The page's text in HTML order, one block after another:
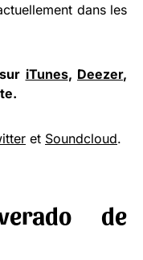
dans les
iTunes, Deezer,
et Soundcloud.
de